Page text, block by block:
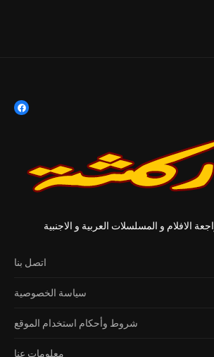
الافلام و المسلسلات العربية و الاجنبية
اتصل بنا
سياسة الخصوصية
شروط وأحكام استخدام الموقع
معلومات عنا